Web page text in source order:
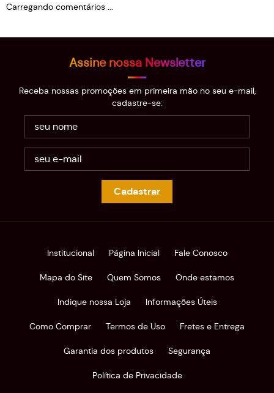
Carregando comentários ...
Assine nossa Newsletter
Receba nossas promoções em primeira mão no seu e-mail,
cadastre-se:
Cadastrar
Institucional Página Inicial Fale Conosco
Mapa do Site Quem Somos Onde estamos
Indique nossa Loja Informações Úteis
Como Comprar Termos de Uso Fretes e Entrega
Garantia dos produtos Segurança
Política de Privacidade